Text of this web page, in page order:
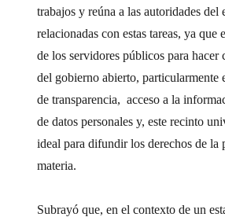
trabajos y reúna a las autoridades del
relacionadas con estas tareas, ya que
de los servidores públicos para hacer
del gobierno abierto, particularmente
de transparencia, acceso a la
de datos personales y, este recinto
ideal para difundir los derechos de la
materia.
Subrayó que, en el contexto de un